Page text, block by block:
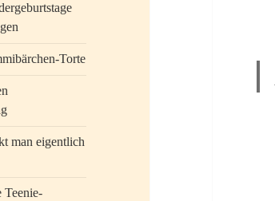
Torte
man eigentlich
Teenie-